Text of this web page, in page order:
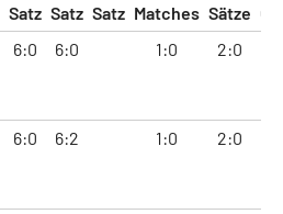
Satz Satz Satz Matches Sätze
6:0 6:0 1:0 2:0
6:0 6:2 1:0 2:0